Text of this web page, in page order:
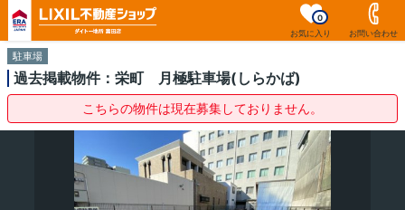
お気に入り
0
お問い合わせ
駐車場
過去掲載物件：栄町 月極駐車場(しらかば)
こちらの物件は現在募集しておりません。